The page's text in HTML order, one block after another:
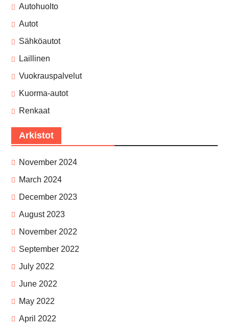
Autohuolto
Autot
Sähköautot
Laillinen
Vuokrauspalvelut
Kuorma-autot
Renkaat
Arkistot
November 2024
March 2024
December 2023
August 2023
November 2022
September 2022
July 2022
June 2022
May 2022
April 2022